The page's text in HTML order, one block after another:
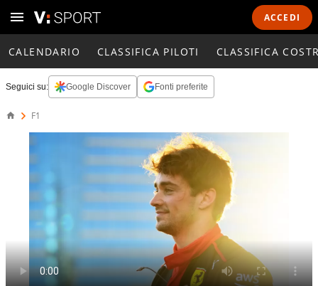
ACCEDI
CALENDARIO CLASSIFICA PILOTI CLASSIFICA
Seguici su: Google Discover Fonti preferite
F1